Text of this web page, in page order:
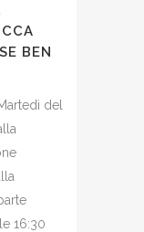
BEN
del
16:30